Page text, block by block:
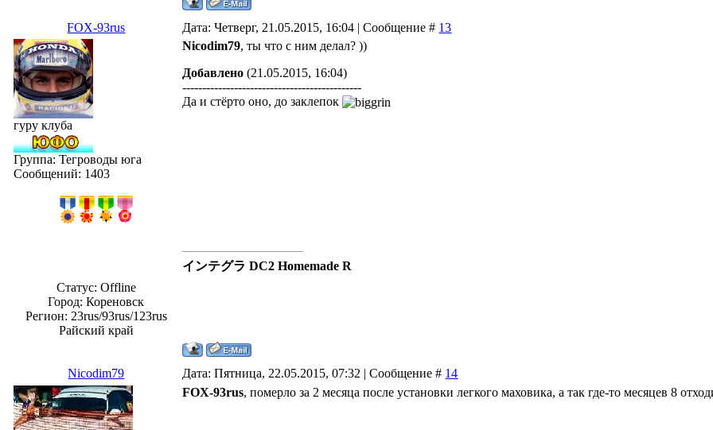
FOX-93rus Дата: Четверг, 21.05.2015, 16:04 | Сообщение # 13
гуру клуба
Группа: Тегроводы юга
Сообщений: 1403
Статус: Offline
Город: Кореновск
Регион: 23rus/93rus/123rus
Райский край
Nicodim79, ты что с ним делал? ))
Добавлено (21.05.2015, 16:04)
---------------------------------------------
Да и стёрто оно, до заклепок
インテグラ DC2 Homemade R
Nicodim79 Дата: Пятница, 22.05.2015, 07:32 | Сообщение # 14
FOX-93rus, померло за 2 месяца после установки легкого маховика, а так где-то месяцев 8